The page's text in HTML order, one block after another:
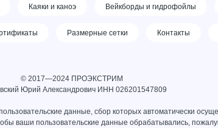
Каяки и каноэ Вейкборды и гидрофойлы
Размерные сетки Контакты
© 2017—2024 ПРОЭКСТРИМ
Юрий Александрович ИНН 026201547809
данные, сбор которых автоматически
ваши пользовательские данные обрабатывались,